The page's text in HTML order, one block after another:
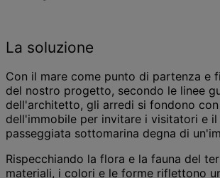
La soluzione
Con il mare come punto di partenza e
del nostro progetto, secondo le linee
dell'architetto, gli arredi si fondono
dell'immobile per invitare i visitatori e il
passeggiata sottomarina degna di
Rispecchiando la flora e la fauna del
materiali, i colori e le forme riflettono